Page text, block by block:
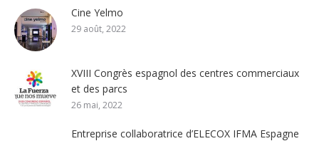
Cine Yelmo
29 août, 2022
XVIII Congrès espagnol des centres commerciaux
et des parcs
26 mai, 2022
Entreprise collaboratrice d’ELECOX IFMA Espagne